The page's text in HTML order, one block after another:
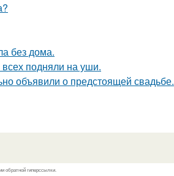
без дома.
подняли на уши.
объявили о предстоящей свадьбе.
обратной гиперссылки.